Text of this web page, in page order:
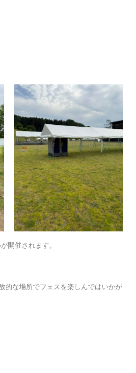
開催されます。
的な場所でフェスを楽しんではいかが